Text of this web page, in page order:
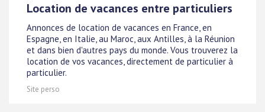
Location de vacances entre particuliers
Annonces de location de vacances en France, en
Espagne, en Italie, au Maroc, aux Antilles, à la Réunion
et dans bien d'autres pays du monde. Vous trouverez la
location de vos vacances, directement de particulier à
particulier.
Site perso